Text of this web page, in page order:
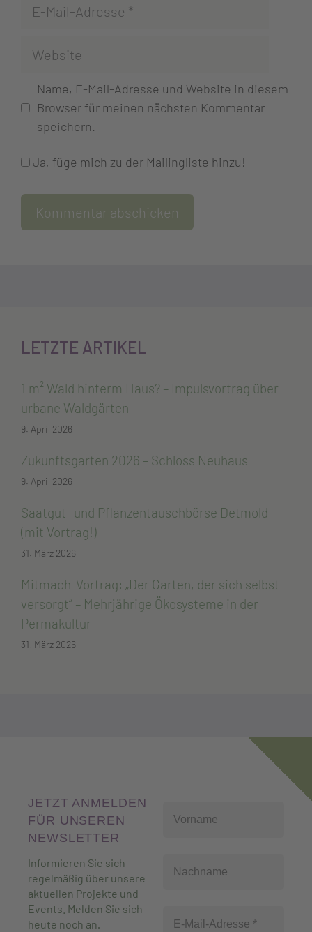
Name, E-Mail-Adresse und Website in diesem
Browser für meinen nächsten Kommentar
speichern.
Ja, füge mich zu der Mailingliste hinzu!
LETZTE ARTIKEL
1 m² Wald hinterm Haus? – Impulsvortrag über
urbane Waldgärten
9. April 2026
Zukunftsgarten 2026 – Schloss Neuhaus
9. April 2026
Saatgut- und Pflanzentauschbörse Detmold
(mit Vortrag!)
31. März 2026
Mitmach-Vortrag: „Der Garten, der sich selbst
versorgt“ – Mehrjährige Ökosysteme in der
Permakultur
31. März 2026
JETZT ANMELDEN
FÜR UNSEREN
NEWSLETTER
Informieren Sie sich
regelmäßig über unsere
aktuellen Projekte und
Events. Melden Sie sich
heute noch an.